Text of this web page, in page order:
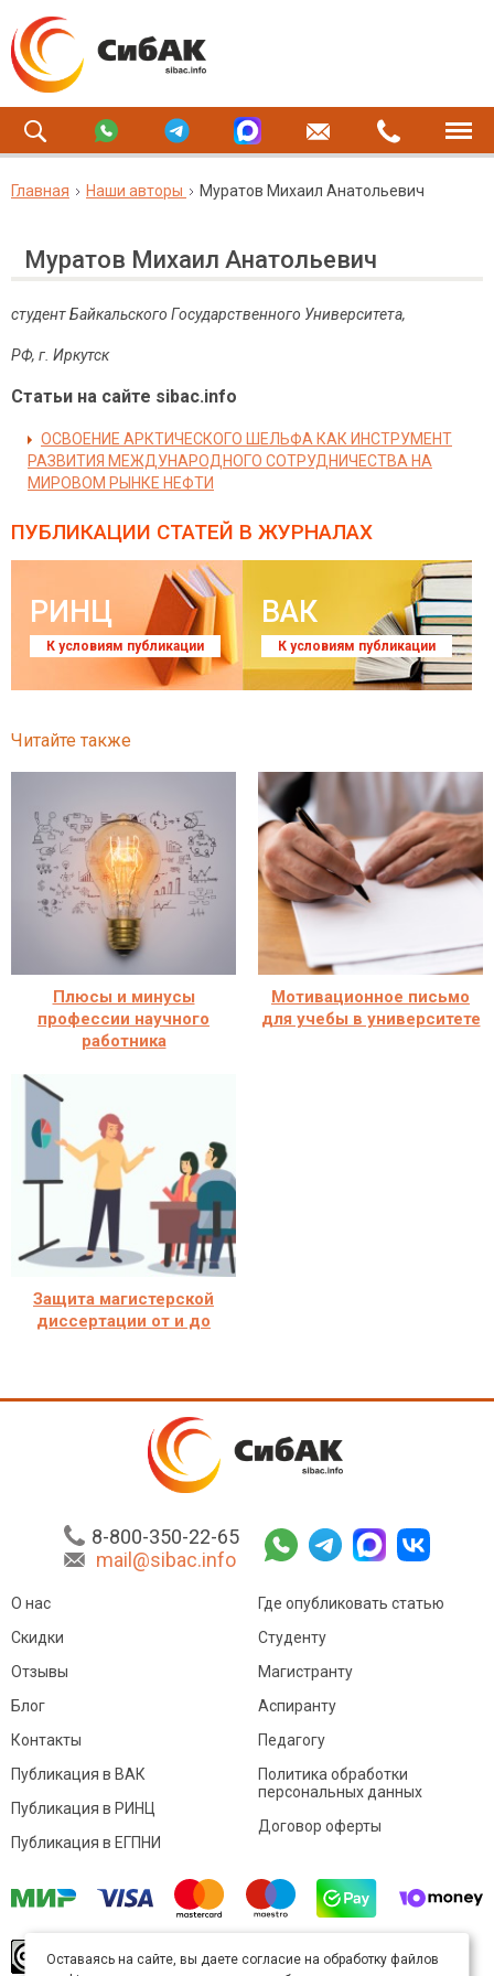
Главная Наши авторы Муратов Михаил Анатольевич
Муратов Михаил Анатольевич
студент Байкальского Государственного Университета,
РФ, г. Иркутск
Статьи на сайте sibac.info
ОСВОЕНИЕ АРКТИЧЕСКОГО ШЕЛЬФА КАК ИНСТРУМЕНТ
РАЗВИТИЯ МЕЖДУНАРОДНОГО СОТРУДНИЧЕСТВА НА
МИРОВОМ РЫНКЕ НЕФТИ
ПУБЛИКАЦИИ СТАТЕЙ В ЖУРНАЛАХ
РИНЦ
К условиям публикации
ВАК
К условиям публикации
Читайте также
Плюсы и минусы
профессии научного
работника
Мотивационное письмо
для учебы в университете
Защита магистерской
диссертации от и до
8-800-350-22-65
mail@sibac.info
О нас
Скидки
Отзывы
Блог
Контакты
Где опубликовать статью
Студенту
Магистранту
Аспиранту
Педагогу
Публикация в ВАК
Публикация в РИНЦ
Публикация в ЕГПНИ
Политика обработки
персональных данных
Договор оферты
произведение доступно полицензии Creative
Оставаясь на сайте, вы даете согласие на обработку файлов